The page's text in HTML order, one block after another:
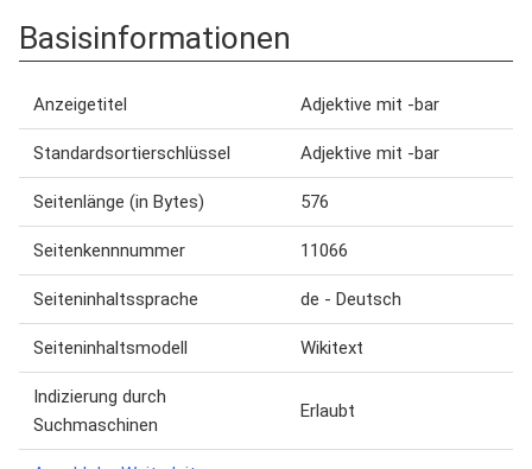
Basisinformationen
Anzeigetitel Adjektive mit -bar
Standardsortierschlüssel Adjektive mit -bar
Seitenlänge (in Bytes) 576
Seitenkennnummer 11066
Seiteninhaltssprache de - Deutsch
Seiteninhaltsmodell Wikitext
Indizierung durch
Suchmaschinen
Erlaubt